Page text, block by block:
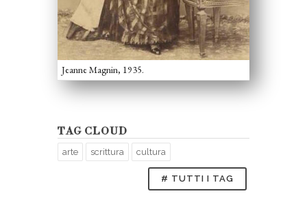
Jeanne Magnin, 1935.
TAG CLOUD
arte scrittura cultura
# TUTTI I TAG